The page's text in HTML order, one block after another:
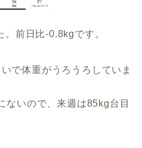
前日比-0.8kgです。
で体重がうろうろしていま
ないので、来週は85kg台目